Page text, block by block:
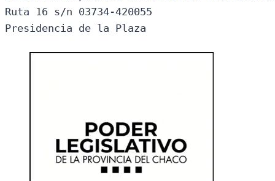
Ruta 16 s/n 03734-420055
Presidencia de la Plaza